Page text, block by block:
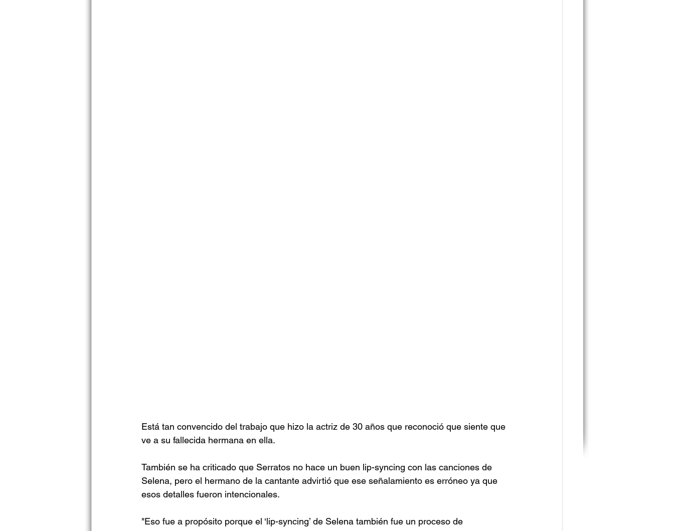
Está tan convencido del trabajo que hizo la actriz de 30 años que reconoció que siente que
ve a su fallecida hermana en ella.
También se ha criticado que Serratos no hace un buen lip-syncing con las canciones de
Selena, pero el hermano de la cantante advirtió que ese señalamiento es erróneo ya que
esos detalles fueron intencionales.
"Eso fue a propósito porque el ‘lip-syncing’ de Selena también fue un proceso de